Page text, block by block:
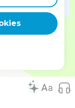
le craignent.